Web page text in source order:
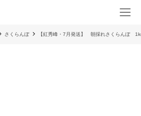
さくらんぼ 【紅秀峰・7月発送】 朝採れさくらんぼ